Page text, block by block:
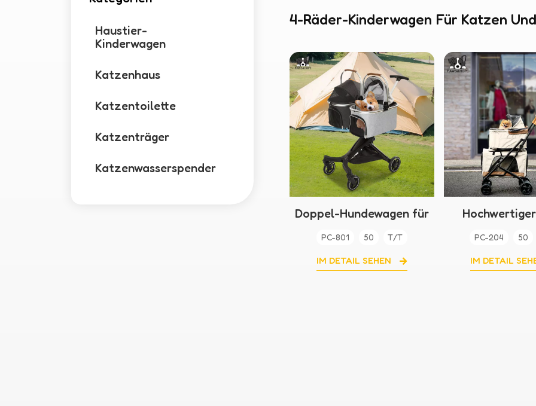
4-Räder-Kinderwagen Für Katzen
Doppel-Hundewagen für
PC-801 50 T/T
IM DETAIL SEHEN
PC-204 50
IM DETAIL
Haustier-
Kinderwagen
Katzenhaus
Katzentoilette
Katzenträger
Katzenwasserspender